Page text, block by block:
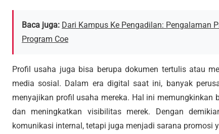
Baca juga: Dari Kampus Ke Pengadilan: Pengalaman
Program Coe
Profil usaha juga bisa berupa dokumen tertulis atau
media sosial. Dalam era digital saat ini, banyak
menyajikan profil usaha mereka. Hal ini
dan meningkatkan visibilitas merek. Dengan
komunikasi internal, tetapi juga menjadi sarana promosi